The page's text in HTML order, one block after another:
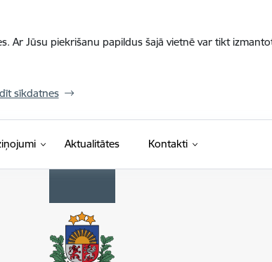
Ar Jūsu piekrišanu papildus šajā vietnē var tikt
sīkdatnes
Aktualitātes Kontakti